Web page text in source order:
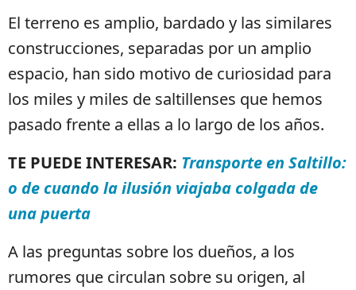
El terreno es amplio, bardado y las similares
construcciones, separadas por un amplio
espacio, han sido motivo de curiosidad para
los miles y miles de saltillenses que hemos
pasado frente a ellas a lo largo de los años.
TE PUEDE INTERESAR: Transporte en Saltillo:
o de cuando la ilusión viajaba colgada de
una puerta
A las preguntas sobre los dueños, a los
rumores que circulan sobre su origen, al